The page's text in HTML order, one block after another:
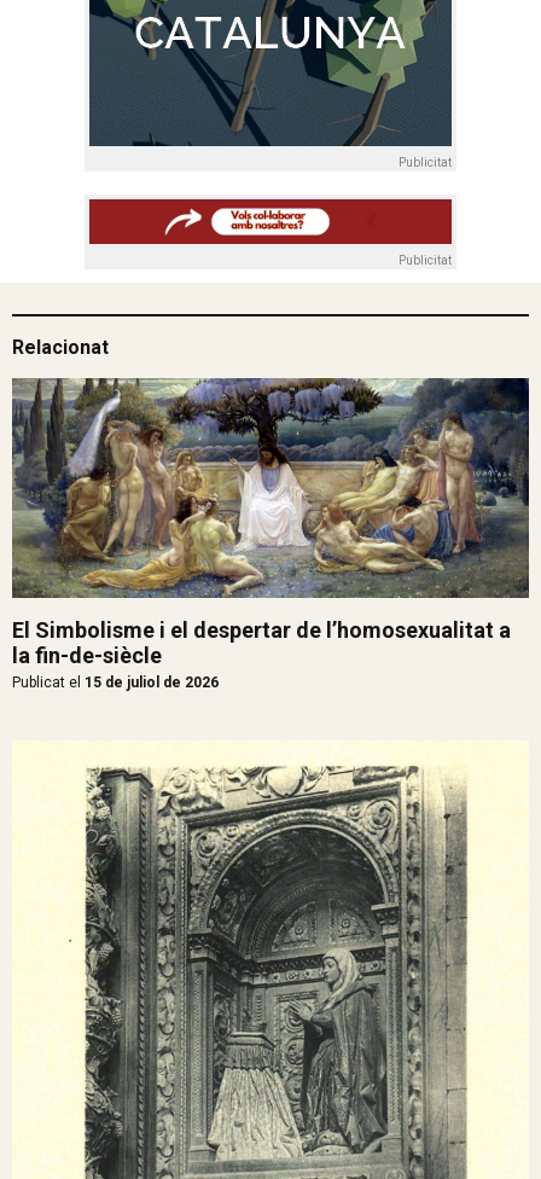
Publicitat
Publicitat
Relacionat
El Simbolisme i el despertar de l’homosexualitat a
la fin-de-siècle
Publicat el 15 de juliol de 2026